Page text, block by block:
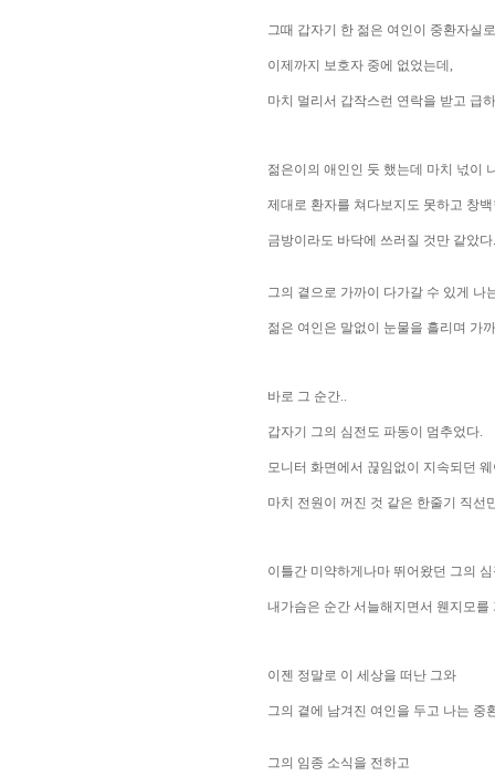
그때 갑자기 한 젊은 여인이 중환자실
이제까지 보호자 중에 없었는데,
마치 멀리서 갑작스런 연락을 받고 급
젊은이의 애인인 둣 했는데 마치 넋이
제대로 환자를 쳐다보지도 못하고 창
금방이라도 바닥에 쓰러질 것만 같았다.
그의 곁으로 가까이 다가갈 수 있게 나
젊은 여인은 말없이 눈물을 흘리며 가
바로 그 순간..
갑자기 그의 심전도 파동이 멈추었다.
모니터 화면에서 끊임없이 지속되던
마치 전원이 꺼진 것 같은 한줄기 직선
이틀간 미약하게나마 뛰어왔던 그의
내가슴은 순간 서늘해지면서 웬지모를
이젠 정말로 이 세상을 떠난 그와
그의 곁에 남겨진 여인을 두고 나는 중
그의 임종 소식을 전하고